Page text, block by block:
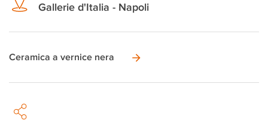
Gallerie d'Italia - Napoli
Ceramica a vernice nera